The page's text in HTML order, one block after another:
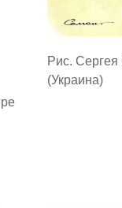
Рис.
(Украина)